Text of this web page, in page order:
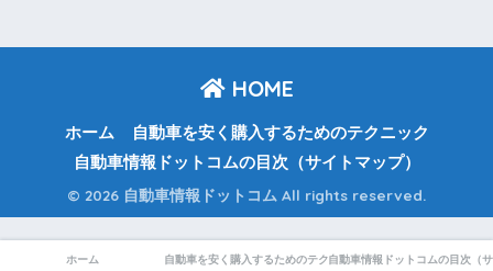
HOME
ホーム
自動車を安く購入するためのテクニック
自動車情報ドットコムの目次（サイトマップ）
© 2026 自動車情報ドットコム All rights reserved.
ホーム 自動車を安く購入するためのテクニック自動車情報ドットコムの目次（